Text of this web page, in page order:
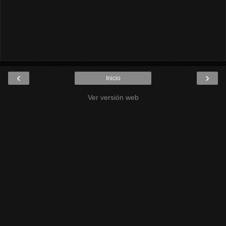
‹ ›
Inicio
Ver versión web